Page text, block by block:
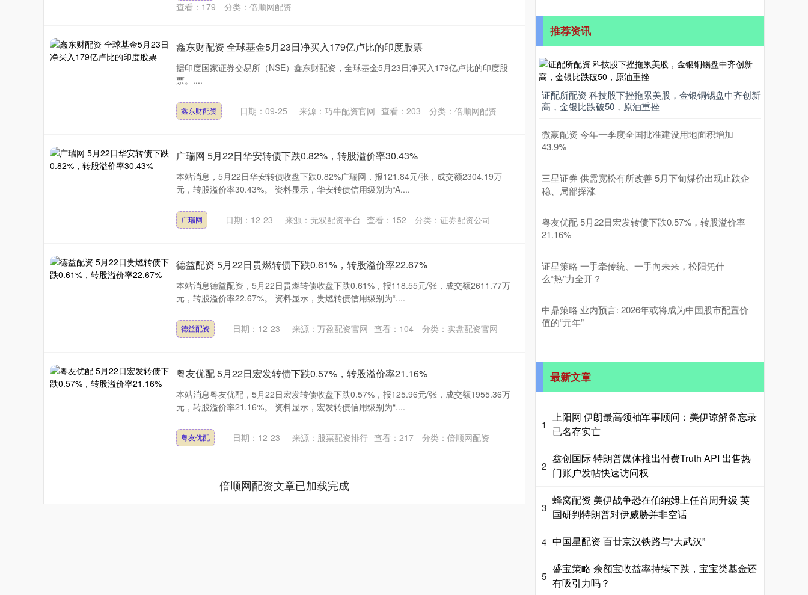
查看： 179 分类： 倍顺网配资
鑫东财配资 全球基金5月23日净买入179亿卢比的印度股票
据印度国家证券交易所（NSE）鑫东财配资，全球基金5月23日净买入179亿卢比的印度股
票。....
鑫东财配资 日期：09-25 来源：巧牛配资官网 查看： 203 分类： 倍顺网配资
广瑞网 5月22日华安转债下跌0.82%，转股溢价率30.43%
本站消息，5月22日华安转债收盘下跌0.82%广瑞网，报121.84元/张，成交额2304.19万
元，转股溢价率30.43%。 资料显示，华安转债信用级别为“A....
广瑞网 日期：12-23 来源：无双配资平台 查看： 152 分类： 证券配资公司
德益配资 5月22日贵燃转债下跌0.61%，转股溢价率22.67%
本站消息德益配资，5月22日贵燃转债收盘下跌0.61%，报118.55元/张，成交额2611.77万
元，转股溢价率22.67%。 资料显示，贵燃转债信用级别为“....
德益配资 日期：12-23 来源：万盈配资官网 查看： 104 分类： 实盘配资官网
粤友优配 5月22日宏发转债下跌0.57%，转股溢价率21.16%
本站消息粤友优配，5月22日宏发转债收盘下跌0.57%，报125.96元/张，成交额1955.36万
元，转股溢价率21.16%。 资料显示，宏发转债信用级别为“....
粤友优配 日期：12-23 来源：股票配资排行 查看： 217 分类： 倍顺网配资
倍顺网配资文章已加载完成
推荐资讯
证配所配资 科技股下挫拖累美股，金银铜锡盘中齐创新
高，金银比跌破50，原油重挫
微豪配资 今年一季度全国批准建设用地面积增加
43.9%
三星证券 供需宽松有所改善 5月下旬煤价出现止跌企
稳、局部探涨
粤友优配 5月22日宏发转债下跌0.57%，转股溢价率
21.16%
证星策略 一手牵传统、一手向未来，松阳凭什
么“热”力全开？
中鼎策略 业内预言: 2026年或将成为中国股市配置价
值的“元年”
最新文章
1
上阳网 伊朗最高领袖军事顾问：美伊谅解备忘录
已名存实亡
2
鑫创国际 特朗普媒体推出付费Truth API 出售热
门账户发帖快速访问权
3
蜂窝配资 美伊战争恐在伯纳姆上任首周升级 英
国研判特朗普对伊威胁并非空话
4 中国星配资 百廿京汉铁路与“大武汉”
5
盛宝策略 余额宝收益率持续下跌，宝宝类基金还
有吸引力吗？